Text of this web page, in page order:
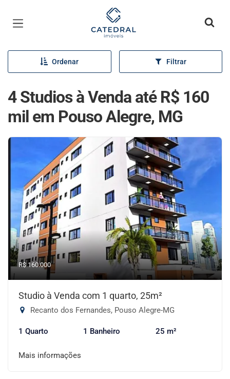
Página inicial
Ordenar Filtrar
4 Studios à Venda até R$ 160
mil em Pouso Alegre, MG
R$ 160.000
Studio à Venda com 1 quarto, 25m²
Recanto dos Fernandes, Pouso Alegre-MG
1 Quarto 1 Banheiro 25 m²
Mais informações